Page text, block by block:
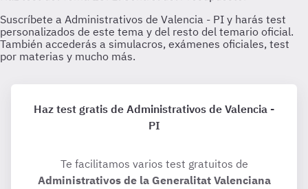
Haz test gratis de Administrativos de Valencia -
PI
Te facilitamos varios test gratuitos de
Administrativos de la Generalitat Valenciana